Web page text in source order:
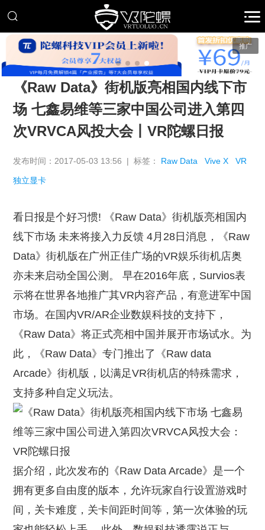
推广
《Raw Data》街机版亮相国内线下市
场 七鑫易维等三家中国公司进入第四
次VRVCA风投大会丨VR陀螺日报
发布时间：2017-05-03 13:56 | 标签： Raw Data Vive X VR
独立显卡
看日报是个好习惯! 《Raw Data》街机版亮相国内
线下市场 未来将接入力反馈 4月28日消息，《Raw
Data》街机版在广州正佳广场的VR娱乐街机店奥
亦未来启动全国公测。 早在2016年底，Survios表
示将在世界各地推广其VR内容产品，有意进军中国
市场。在国内VR/AR企业数娱科技的支持下，
《Raw Data》将正式亮相中国并展开市场试水。为
此，《Raw Data》专门推出了《Raw data
Arcade》街机版，以满足VR街机店的特殊需求，
支持多种自定义玩法。
据介绍，此次发布的《Raw Data Arcade》是一个
拥有更多自由度的版本，允许玩家自行设置游戏时
间，关卡难度，关卡间距时间等，第一次体验的玩